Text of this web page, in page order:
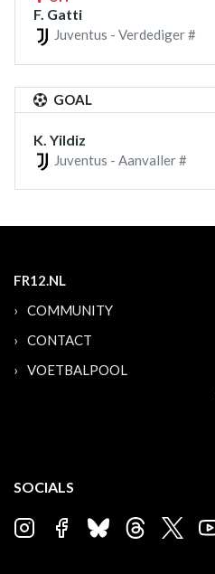
F. Gatti
Juventus - Verdediger #
GOAL
K. Yildiz
Juventus - Aanvaller #
FR12.NL
COMMUNITY
CONTACT
VOETBALPOOL
SOCIALS